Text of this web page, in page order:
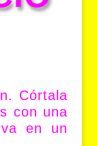
Córtala
con una
en un